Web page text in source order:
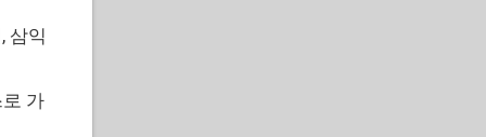
삼익
가